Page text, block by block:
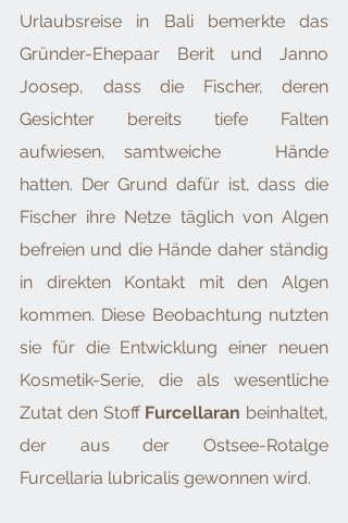
Urlaubsreise in Bali bemerkte das
Gründer-Ehepaar Berit und Janno
Joosep, dass die Fischer, deren
Gesichter bereits tiefe Falten
aufwiesen, samtweiche   Hände
hatten. Der Grund dafür ist, dass die
Fischer ihre Netze täglich von Algen
befreien und die Hände daher ständig
in direkten Kontakt mit den Algen
kommen. Diese Beobachtung nutzten
sie für die Entwicklung einer neuen
Kosmetik-Serie, die als wesentliche
Zutat den Stoff Furcellaran beinhaltet,
der aus der Ostsee-Rotalge
Furcellaria lubricalis gewonnen wird.